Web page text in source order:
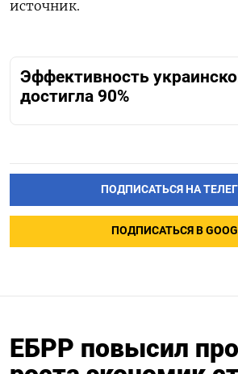
источник.
Эффективность
достигла 90%
ПОДПИСАТЬСЯ НА
ПОДПИСАТЬСЯ В
ЕБРР повысил